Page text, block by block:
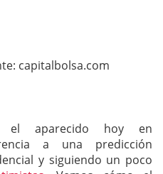
capitalbolsa.com
el aparecido hoy en
a una predicción
y siguiendo un poco